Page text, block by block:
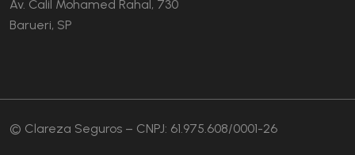
Av. Calil Mohamed Rahal, 730
Barueri, SP
© Clareza Seguros – CNPJ: 61.975.608/0001-26